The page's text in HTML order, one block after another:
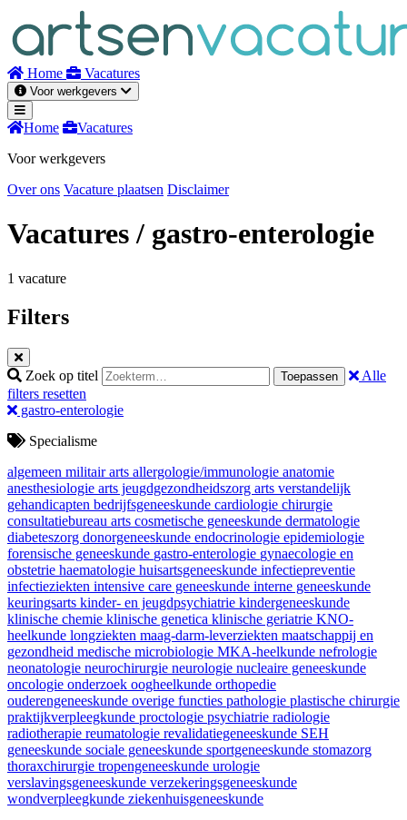
inhoud
Home Vacatures
Voor werkgevers
Home
Vacatures
Voor werkgevers
Over ons Vacature plaatsen Disclaimer
Vacatures/ gastro-enterologie
1 vacature
Filters
Zoek op titel Toepassen
Alle
filters resetten
gastro-enterologie
Specialisme
algemeen militair arts allergologie/immunologie anatomie
anesthesiologie arts jeugdgezondheidszorg arts verstandelijk
gehandicapten bedrijfsgeneeskunde cardiologie chirurgie
consultatiebureau arts cosmetische geneeskunde dermatologie
diabeteszorg donorgeneeskunde endocrinologie epidemiologie
forensische geneeskunde gastro-enterologie gynaecologie en
obstetrie haematologie huisartsgeneeskunde infectiepreventie
infectieziekten intensive care geneeskunde interne geneeskunde
keuringsarts kinder- en jeugdpsychiatrie kindergeneeskunde
klinische chemie klinische genetica klinische geriatrie KNO-
heelkunde longziekten maag-darm-leverziekten maatschappij en
gezondheid medische microbiologie MKA-heelkunde nefrologie
neonatologie neurochirurgie neurologie nucleaire geneeskunde
oncologie onderzoek oogheelkunde orthopedie
ouderengeneeskunde overige functies pathologie plastische chirurgie
praktijkverpleegkunde proctologie psychiatrie radiologie
radiotherapie reumatologie revalidatiegeneeskunde SEH
geneeskunde sociale geneeskunde sportgeneeskunde stomazorg
thoraxchirurgie tropengeneeskunde urologie
verslavingsgeneeskunde verzekeringsgeneeskunde
wondverpleegkunde ziekenhuisgeneeskunde